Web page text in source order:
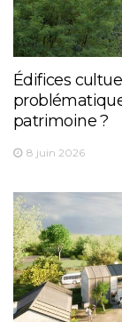
Édifices
patrimoine ?
8 juin 2026